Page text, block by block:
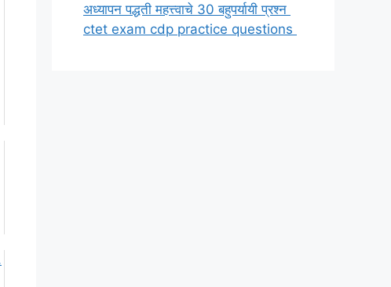
अध्यापन पद्धती महत्त्वाचे 30 बहुपर्यायी प्रश्न
ctet exam cdp practice questions